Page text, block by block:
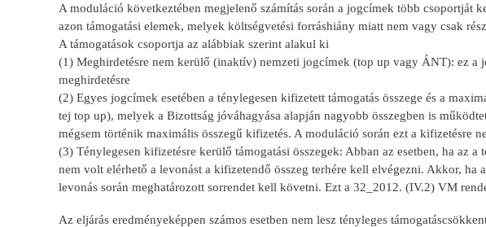
A moduláció következtében megjelenő számítás során a jogcímek több csoportját
azon támogatási elemek, melyek költségvetési forráshiány miatt nem vagy csak
A támogatások csoportja az alábbiak szerint alakul ki
(1) Meghirdetésre nem kerülő (inaktív) nemzeti jogcímek (top up vagy ÁNT): ez a
meghirdetésre
(2) Egyes jogcímek esetében a ténylegesen kifizetett támogatás összege és a
tej top up), melyek a Bizottság jóváhagyása alapján nagyobb összegben is
mégsem történik maximális összegű kifizetés. A moduláció során ezt a kifizetésre
(3) Ténylegesen kifizetésre kerülő támogatási összegek: Abban az esetben, ha az
nem volt elérhető a levonást a kifizetendő összeg terhére kell elvégezni. Akkor, ha
levonás során meghatározott sorrendet kell követni. Ezt a 32_2012. (IV.2) VM
Az eljárás eredményeképpen számos esetben nem lesz tényleges